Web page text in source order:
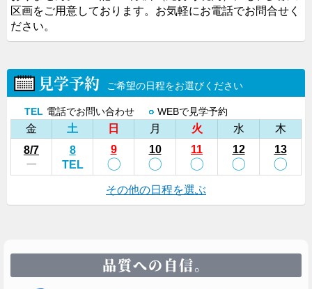
区画をご用意しております。お気軽にお電話でお問合せく
ださい。
見学予約 ご希望の日程をお選びください
TEL 電話でお問い合わせ ○ WEBで見学予約
金 土 日 月 火 水
木
8/7
ー
8
TEL
9
〇
10
〇
11
〇
12
〇
13
〇
その他の日程を選ぶ
品質への自信。